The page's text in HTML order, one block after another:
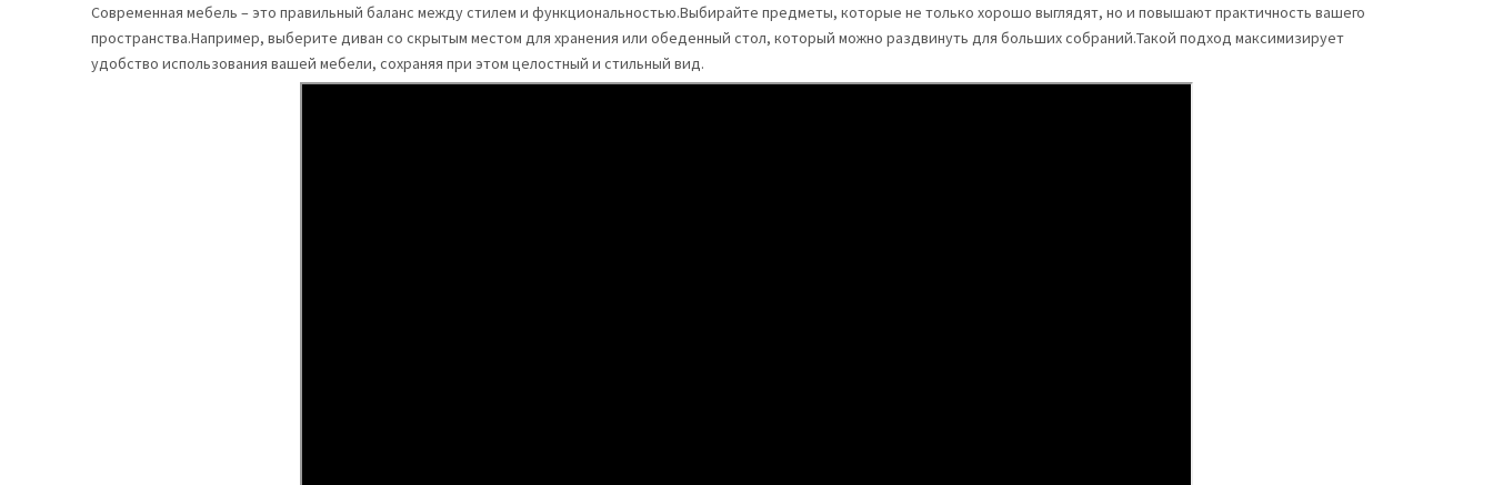
Современная мебель – это правильный баланс между стилем и функциональностью.Выбирайте предметы, которые не только хорошо выглядят, но и повышают практичность вашего
пространства.Например, выберите диван со скрытым местом для хранения или обеденный стол, который можно раздвинуть для больших собраний.Такой подход максимизирует
удобство использования вашей мебели, сохраняя при этом целостный и стильный вид.